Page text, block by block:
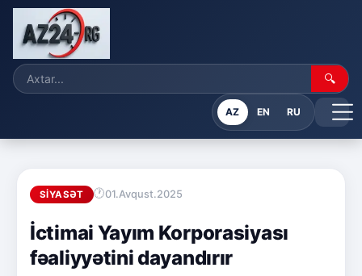
🔍
AZ EN RU
SIYASƏT 01.Avqust.2025
İctimai Yayım Korporasiyası
fəaliyyətini dayandırır